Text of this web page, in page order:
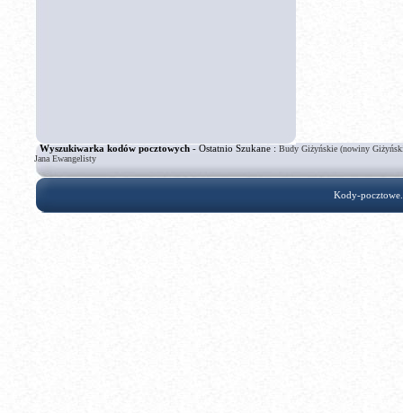
Wyszukiwarka kodów pocztowych- Ostatnio Szukane :Budy Giżyńskie (nowiny
Jana Ewangelisty
Kody-